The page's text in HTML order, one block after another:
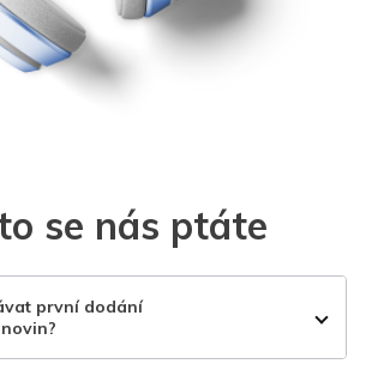
se nás ptáte
první dodání